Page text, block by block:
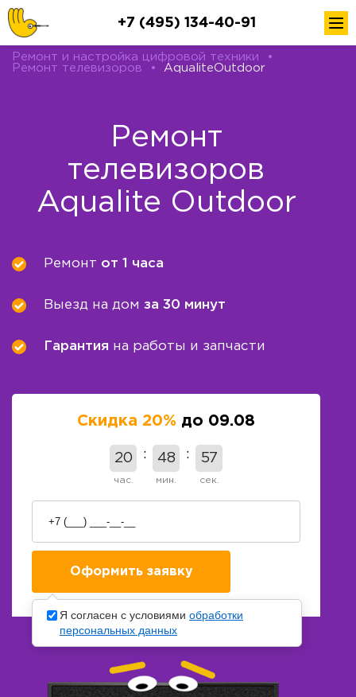
+7 (495) 134-40-91
Ремонт и настройка цифровой техники
•
Ремонт телевизоров
• AqualiteOutdoor
Ремонт
телевизоров
Aqualite Outdoor
Ремонт от 1 часа
Выезд на дом за 30 минут
Гарантия на работы и запчасти
Скидка 20% до 09.08
20
час.
48
мин.
56
сек.
Я согласен с условиями обработки
персональных данных